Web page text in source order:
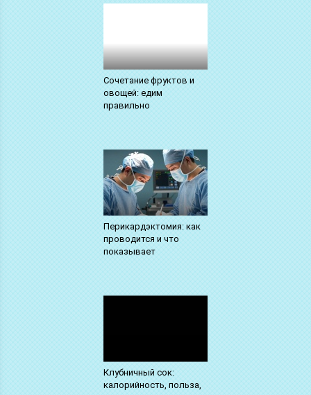
Сочетание фруктов и
овощей: едим
правильно
Перикардэктомия: как
проводится и что
показывает
Клубничный сок:
калорийность, польза,